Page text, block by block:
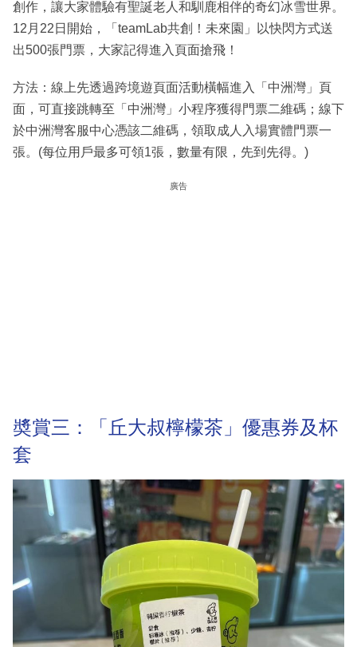
創作，讓大家體驗有聖誕老人和馴鹿相伴的奇幻冰雪世界。
12月22日開始，「teamLab共創！未來園」以快閃方式送
出500張門票，大家記得進入頁面搶飛！
方法：線上先透過跨境遊頁面活動橫幅進入「中洲灣」頁
面，可直接跳轉至「中洲灣」小程序獲得門票二維碼；線下
於中洲灣客服中心憑該二維碼，領取成人入場實體門票一
張。(每位用戶最多可領1張，數量有限，先到先得。)
廣告
奬賞三：「丘大叔檸檬茶」優惠券及杯
套